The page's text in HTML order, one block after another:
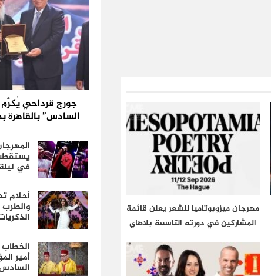
مهرجان ميزوبوتاميا للشعر يعلن قائمة
المشاركين في دورته التاسعة بلاهاي
جورج قرداحي
السادس” بالقاهرة
في
أحلام
أمير